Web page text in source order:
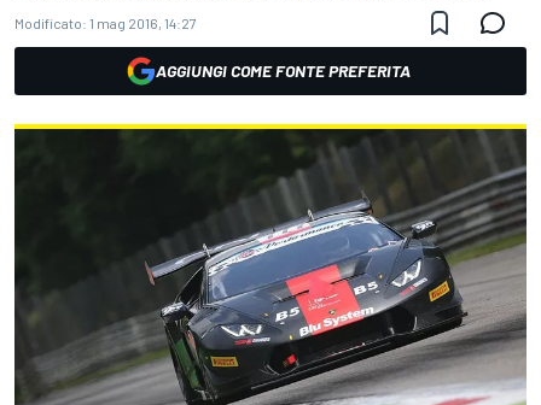
Modificato: 1 mag 2016, 14:27
AGGIUNGI COME FONTE PREFERITA